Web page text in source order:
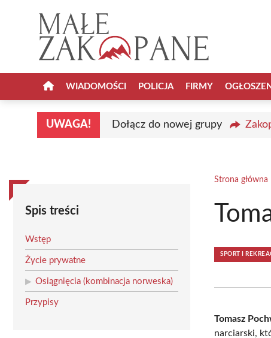
WIADOMOŚCI POLICJA FIRMY
UWAGA! Dołącz do nowej grupy
Spis treści
Wstęp
Życie prywatne
Osiągnięcia (kombinacja norweska)
Przypisy
Strona główna
SPORT I
Tomasz
narciarski,